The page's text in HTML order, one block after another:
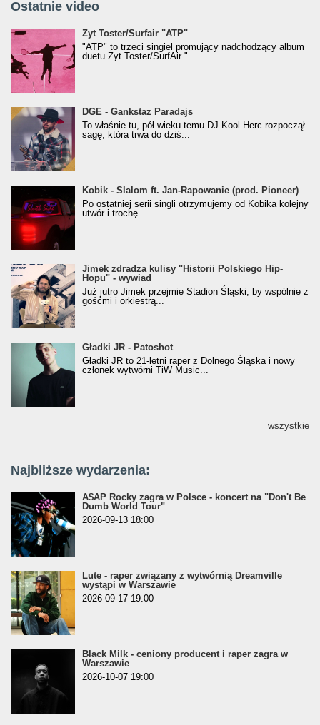
Ostatnie video
Żyt Toster/SurfAir - ATP VIDEO
Żyt Toster/Surfair "ATP"
"ATP" to trzeci singiel promujący nadchodzący album
duetu Żyt Toster/SurfAir "...
donGURALesko z nagrodą za
Klasyczny/Trueschoolowy Album Roku
(Popkillery 2023)
DGE - Gankstaz Paradajs
To właśnie tu, pół wieku temu DJ Kool Herc rozpoczął
sagę, która trwa do dziś...
Kobik - Slalom ft. Jan-Rapowanie (prod. Pioneer)
[Official Music Visualiser]
Kobik - Slalom ft. Jan-Rapowanie (prod. Pioneer)
Po ostatniej serii singli otrzymujemy od Kobika kolejny
utwór i trochę...
Jimek zdradza kulisy "Historii Polskiego Hip-
Hopu" - wywiad
Jimek zdradza kulisy "Historii Polskiego Hip-
Hopu" - wywiad
Już jutro Jimek przejmie Stadion Śląski, by wspólnie z
gośćmi i orkiestrą...
Gładki JR - Patoshot
Gładki JR - Patoshot
Gładki JR to 21-letni raper z Dolnego Śląska i nowy
członek wytwórni TiW Music...
wszystkie
Najbliższe wydarzenia:
A$AP Rocky zagra w Polsce - koncert na "Don't Be
Dumb World Tour"
2026-09-13 18:00
Lute - raper związany z wytwórnią Dreamville
wystąpi w Warszawie
2026-09-17 19:00
Black Milk - ceniony producent i raper zagra w
Warszawie
2026-10-07 19:00